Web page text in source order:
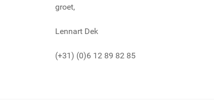
groet,
Lennart Dek
(+31) (0)6 12 89 82 85